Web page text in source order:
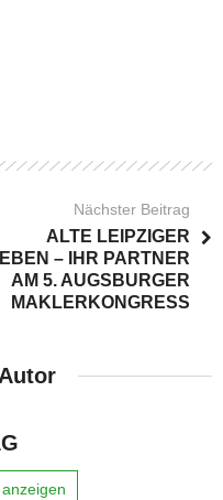
Nächster Beitrag
ALTE LEIPZIGER
– IHR PARTNER
AM 5. AUGSBURGER
MAKLERKONGRESS